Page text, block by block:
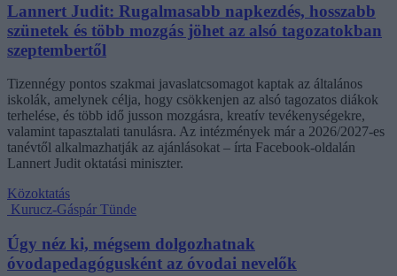
Lannert Judit: Rugalmasabb napkezdés, hosszabb
szünetek és több mozgás jöhet az alsó tagozatokban
szeptembertől
Tizennégy pontos szakmai javaslatcsomagot kaptak az általános
iskolák, amelynek célja, hogy csökkenjen az alsó tagozatos diákok
terhelése, és több idő jusson mozgásra, kreatív tevékenységekre,
valamint tapasztalati tanulásra. Az intézmények már a 2026/2027-es
tanévtől alkalmazhatják az ajánlásokat – írta Facebook-oldalán
Lannert Judit oktatási miniszter.
Közoktatás
Kurucz-Gáspár Tünde
Úgy néz ki, mégsem dolgozhatnak
óvodapedagógusként az óvodai nevelők